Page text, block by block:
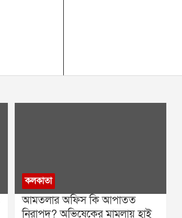
কলকাতা
আমতলার অফিস কি আপাতত
নিরাপদ? অভিষেকের মামলায় হাই